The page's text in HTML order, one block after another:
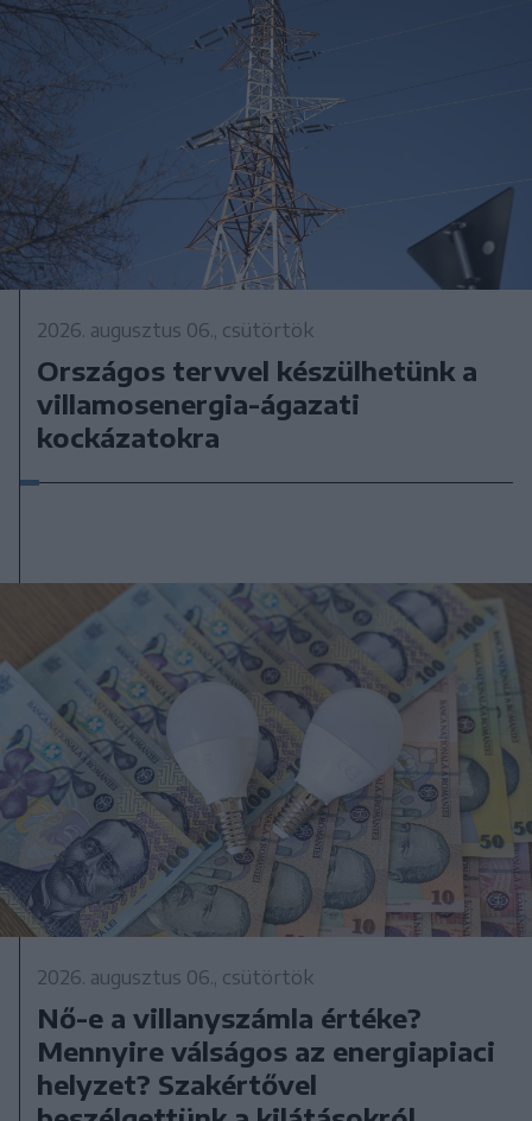
2026. augusztus 06., csütörtök
Országos tervvel készülhetünk a
villamosenergia-ágazati
kockázatokra
2026. augusztus 06., csütörtök
Nő-e a villanyszámla értéke?
Mennyire válságos az energiapiaci
helyzet? Szakértővel